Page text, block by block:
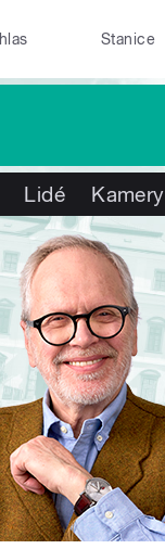
Stanice
Lidé Kamery